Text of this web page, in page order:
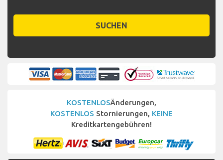
SUCHEN
KOSTENLOSÄnderungen,
KOSTENLOS Stornierungen, KEINE
Kreditkartengebühren!